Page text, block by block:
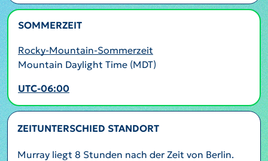
SOMMERZEIT
Rocky-Mountain-Sommerzeit
Mountain Daylight Time (MDT)
UTC-06:00
ZEITUNTERSCHIED STANDORT
Murray liegt 8 Stunden nach der Zeit von Berlin.